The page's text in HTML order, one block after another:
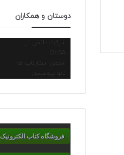
دوستان و همکاران
شرکت دانش آرا
انجمن استارتاپ ها
نانو پروسسور
فروشگاه کتاب الکترونیک